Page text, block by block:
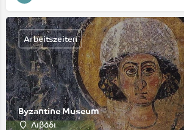
Byzantine Museum
Λιβάδι
Arbeitszeiten